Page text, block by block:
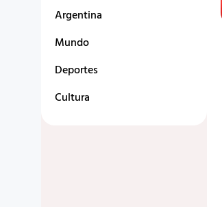
Argentina
Mundo
Deportes
Cultura